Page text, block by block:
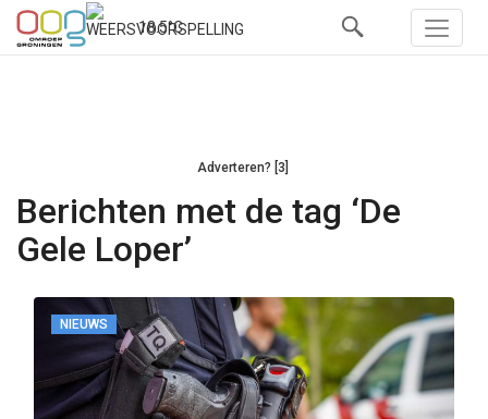
18.5°C
Adverteren? [3]
Berichten met de tag ‘De
Gele Loper’
NIEUWS